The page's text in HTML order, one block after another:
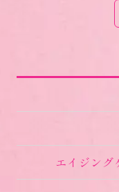
エイジング